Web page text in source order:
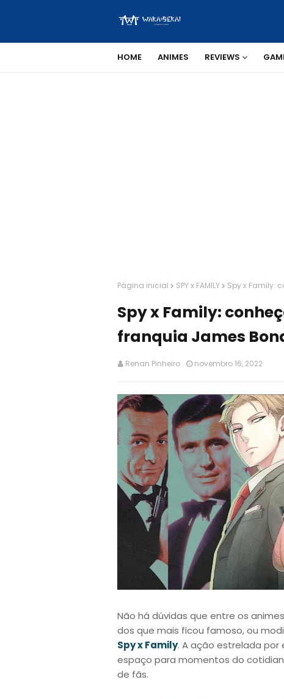
HOME ANIMES REVIEWS
Página inicial SPY x FAMILY Spy x Family:
Spy x Family:
franquia James
Renan Pinheiro novembro 16, 2022
Não há dúvidas que entre os
dos que mais ficou famoso, ou
Spy x Family. A ação estrelada por
espaço para momentos do
de fãs.